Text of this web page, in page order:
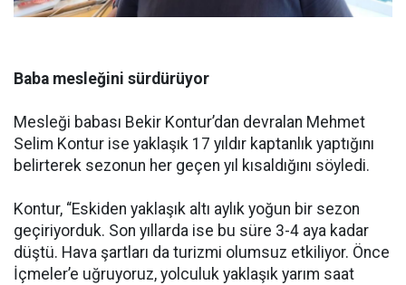
Baba mesleğini sürdürüyor
Mesleği babası Bekir Kontur’dan devralan Mehmet
Selim Kontur ise yaklaşık 17 yıldır kaptanlık yaptığını
belirterek sezonun her geçen yıl kısaldığını söyledi.
Kontur, “Eskiden yaklaşık altı aylık yoğun bir sezon
geçiriyorduk. Son yıllarda ise bu süre 3-4 aya kadar
düştü. Hava şartları da turizmi olumsuz etkiliyor. Önce
İçmeler’e uğruyoruz, yolculuk yaklaşık yarım saat